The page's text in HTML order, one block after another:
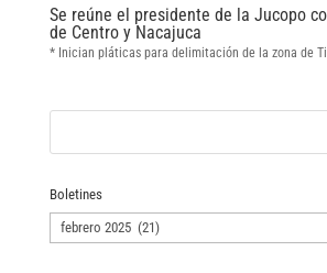
Se reúne el presidente de la Jucopo
de Centro y Nacajuca
* Inician pláticas para delimitación de la zona de
Boletines
Boletines